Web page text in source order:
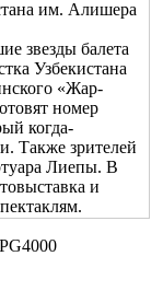
им. Алишера
звезды балета
Узбекистана
«Жар-
номер
когда-
Также зрителей
Лиепы. В
и